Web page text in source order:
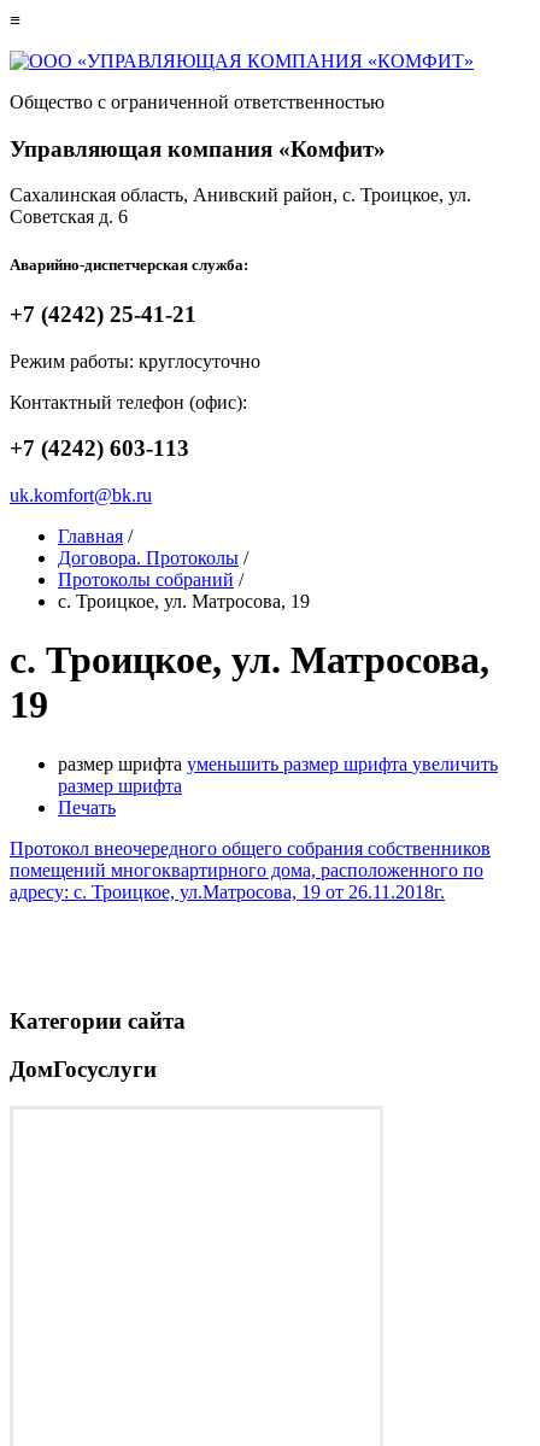
≡
Общество с ограниченной ответственностью
Управляющая компания «Комфит»
Сахалинская область, Анивский район, с. Троицкое, ул.
Советская д. 6
Аварийно-диспетчерская служба:
+7 (4242) 25-41-21
Режим работы: круглосуточно
Контактный телефон (офис):
+7 (4242) 603-113
uk.komfort@bk.ru
Главная /
Договора. Протоколы /
Протоколы собраний /
с. Троицкое, ул. Матросова, 19
с. Троицкое, ул. Матросова,
19
размер шрифта уменьшить размер шрифта увеличить
размер шрифта
Печать
Протокол внеочередного общего собрания собственников
помещений многоквартирного дома, расположенного по
адресу: с. Троицкое, ул.Матросова, 19 от 26.11.2018г.
Категории сайта
ДомГосуслуги